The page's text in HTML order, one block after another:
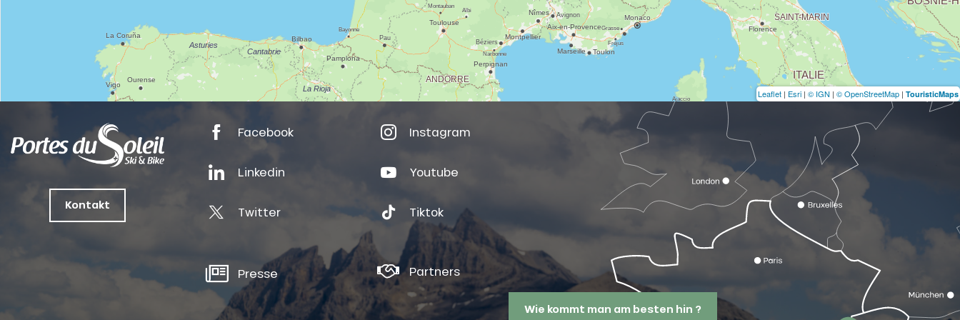
Leaflet | Esri | © IGN | © OpenStreetMap | TouristicMaps
Kontakt
Facebook Instagram
Linkedin Youtube
Twitter Tiktok
Presse Partners
Wie kommt man am besten hin ?